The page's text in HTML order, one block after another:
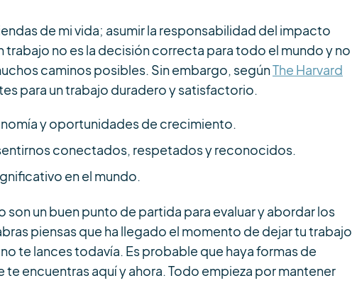
de mi vida; asumir la responsabilidad del impacto
trabajo no es la decisión correcta para todo el mundo y no
caminos posibles. Sin embargo, segúnThe Harvard
para un trabajo duradero y satisfactorio.
y oportunidades de crecimiento.
conectados, respetados y reconocidos.
en el mundo.
un buen punto de partida para evaluar y abordar los
piensas que ha llegado el momento de dejar tu trabajo
te lances todavía. Es probable que haya formas de
encuentras aquí y ahora. Todo empieza por mantener